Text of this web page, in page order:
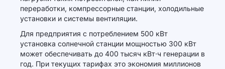
переработки, компрессорные станции, холодильные
установки и системы вентиляции.
Для предприятия с потреблением 500 кВт
установка солнечной станции мощностью 300 кВт
может обеспечивать до 400 тысяч кВт·ч генерации в
год. При текущих тарифах это экономия миллионов